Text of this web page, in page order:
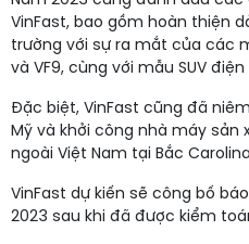
VinFast, bao gồm hoàn thiện
trường với sự ra mắt của các
và VF9, cùng với mẫu SUV điện
Đặc biệt, VinFast cũng đã
Mỹ và khởi công nhà máy sản
ngoài Việt Nam tại Bắc
VinFast dự kiến sẽ công bố
2023 sau khi đã được kiểm